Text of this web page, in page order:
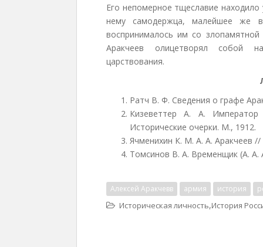
Его непомерное тщеславие
нему самодержца, малейшее же
воспринималось им со
Аракчеев олицетворял собой
царствования.
Ратч В. Ф. Сведения о графе
Кизеветтер А. А.
Исторические очерки. М., 1912.
Ячменихин К. М. А. А. Аракчеев
Томсинов В. А. Временщик (А. А.
Алексей Аракчевв армия история
Историческая личность,История